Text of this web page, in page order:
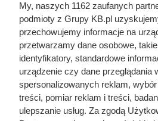
Traktowali ją jak
z rąk do rąk.
skandalistki
Żona Sienkiewicza
podróży
szokuje
My, naszych 1162 zaufanych
podmioty z Grupy KB.pl
przechowujemy informacje na
przetwarzamy dane osobowe,
identyfikatory, standardowe
urządzenie czy dane przeglądania
spersonalizowanych reklam,
treści, pomiar reklam i treści,
ulepszanie usług. Za zgodą